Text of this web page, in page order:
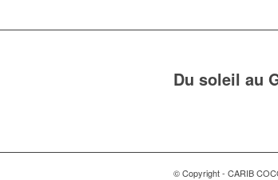
Du soleil au
© Copyright - CARIB